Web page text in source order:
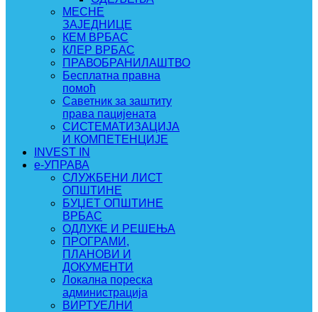
МЕСНЕ
ЗАЈЕДНИЦЕ
КЕМ ВРБАС
КЛЕР ВРБАС
ПРАВОБРАНИЛАШТВО
Бесплатна правна
помоћ
Саветник за заштиту
права пацијената
СИСТЕМАТИЗАЦИЈА
И КОМПЕТЕНЦИЈЕ
INVEST IN
e-УПРАВА
СЛУЖБЕНИ ЛИСТ
ОПШТИНЕ
БУЏЕТ ОПШТИНЕ
ВРБАС
ОДЛУКЕ И РЕШЕЊА
ПРОГРАМИ,
ПЛАНОВИ И
ДОКУМЕНТИ
Локална пореска
администрација
ВИРТУЕЛНИ